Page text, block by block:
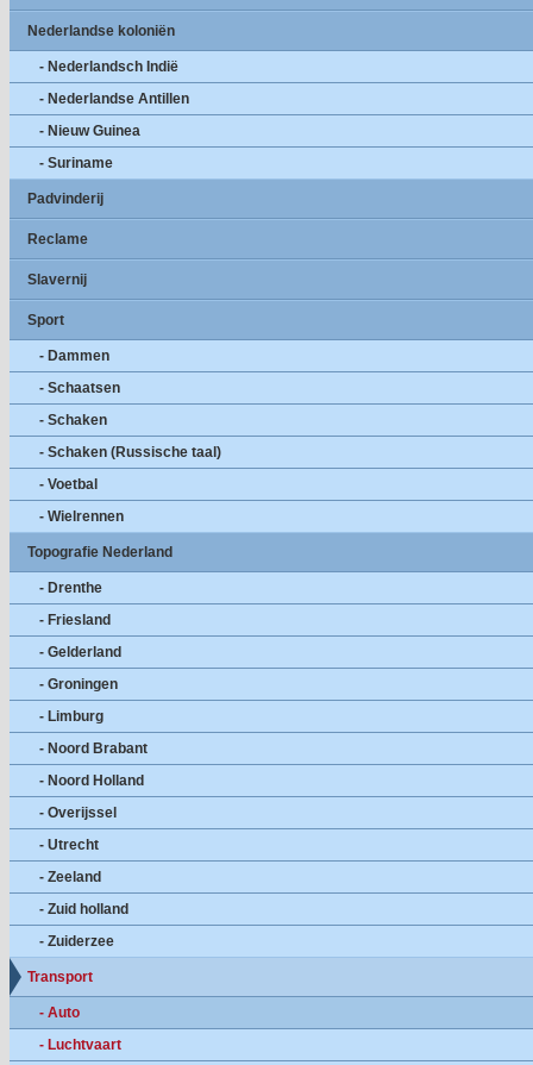
Nederlandse koloniën
- Nederlandsch Indië
- Nederlandse Antillen
- Nieuw Guinea
- Suriname
Padvinderij
Reclame
Slavernij
Sport
- Dammen
- Schaatsen
- Schaken
- Schaken (Russische taal)
- Voetbal
- Wielrennen
Topografie Nederland
- Drenthe
- Friesland
- Gelderland
- Groningen
- Limburg
- Noord Brabant
- Noord Holland
- Overijssel
- Utrecht
- Zeeland
- Zuid holland
- Zuiderzee
Transport
- Auto
- Luchtvaart